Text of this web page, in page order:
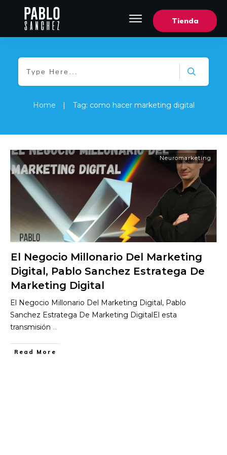
Tienda
Home Tag: como hacer marketing digital
Neuromarketing
El Negocio Millonario Del Marketing
Digital, Pablo Sanchez Estratega De
Marketing Digital
El Negocio Millonario Del Marketing Digital, Pablo
Sanchez Estratega De Marketing DigitalEl esta
transmisión ...
​Read More